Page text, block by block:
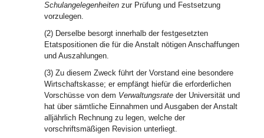
Schulangelegenheiten zur Prüfung und Festsetzung
vorzulegen.
(2) Derselbe besorgt innerhalb der festgesetzten
Etatspositionen die für die Anstalt nötigen Anschaffungen
und Auszahlungen.
(3) Zu diesem Zweck führt der Vorstand eine besondere
Wirtschaftskasse; er empfängt hiefür die erforderlichen
Vorschüsse von dem Verwaltungsrate der Universität und
hat über sämtliche Einnahmen und Ausgaben der Anstalt
alljährlich Rechnung zu legen, welche der
vorschriftsmäßigen Revision unterliegt.